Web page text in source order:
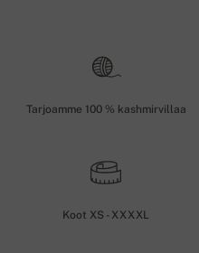
Tarjoamme 100 % kashmirvillaa
Koot XS - XXXXL